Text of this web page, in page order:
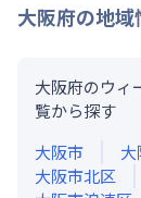
大阪府の地域
大阪府のウィ
覧から探す
大阪市
大阪市北区